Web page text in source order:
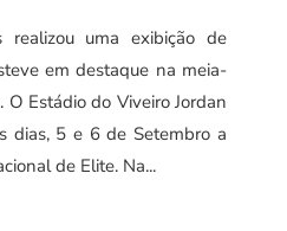
realizou uma exibição de
em destaque na meia-
Estádio do Viveiro Jordan
dias, 5 e 6 de Setembro a
de Elite. Na...